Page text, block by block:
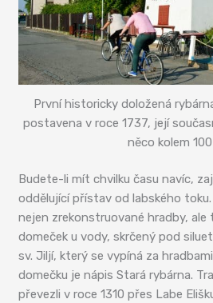
První historicky doložená
postavena v roce 1737, její
něco kolem
Budete-li mít chvilku času navíc,
oddělující přístav od labského
nejen zrekonstruované hradby, ale
domeček u vody, skrčený pod
sv. Jiljí, který se vypíná za
domečku je nápis Stará rybárna.
převezli v roce 1310 přes Labe